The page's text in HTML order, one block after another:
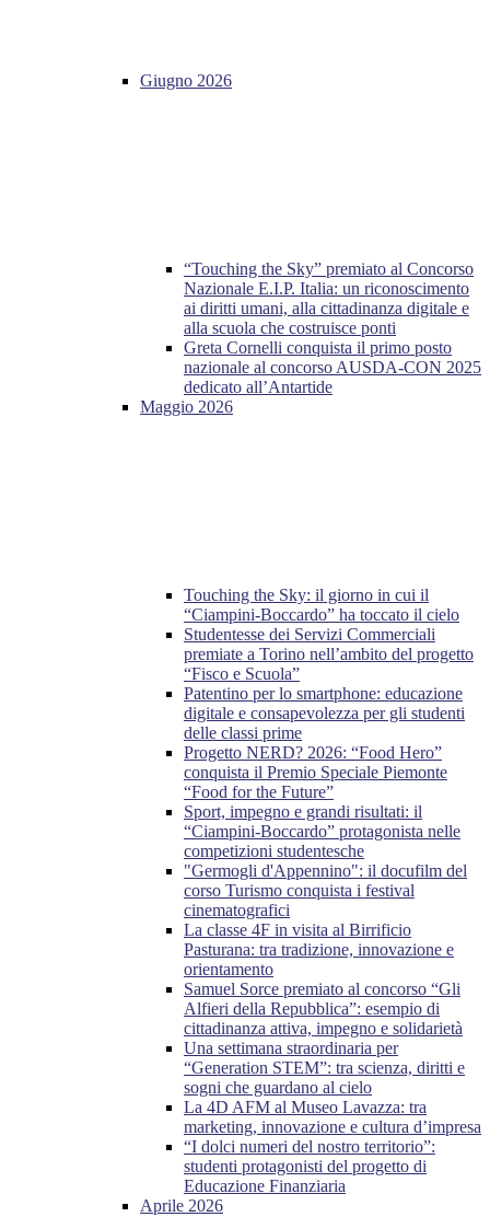
Giugno 2026
“Touching the Sky” premiato al Concorso
Nazionale E.I.P. Italia: un riconoscimento
ai diritti umani, alla cittadinanza digitale e
alla scuola che costruisce ponti
Greta Cornelli conquista il primo posto
nazionale al concorso AUSDA-CON 2025
dedicato all’Antartide
Maggio 2026
Touching the Sky: il giorno in cui il
“Ciampini-Boccardo” ha toccato il cielo
Studentesse dei Servizi Commerciali
premiate a Torino nell’ambito del progetto
“Fisco e Scuola”
Patentino per lo smartphone: educazione
digitale e consapevolezza per gli studenti
delle classi prime
Progetto NERD? 2026: “Food Hero”
conquista il Premio Speciale Piemonte
“Food for the Future”
Sport, impegno e grandi risultati: il
“Ciampini-Boccardo” protagonista nelle
competizioni studentesche
"Germogli d'Appennino": il docufilm del
corso Turismo conquista i festival
cinematografici
La classe 4F in visita al Birrificio
Pasturana: tra tradizione, innovazione e
orientamento
Samuel Sorce premiato al concorso “Gli
Alfieri della Repubblica”: esempio di
cittadinanza attiva, impegno e solidarietà
Una settimana straordinaria per
“Generation STEM”: tra scienza, diritti e
sogni che guardano al cielo
La 4D AFM al Museo Lavazza: tra
marketing, innovazione e cultura d’impresa
“I dolci numeri del nostro territorio”:
studenti protagonisti del progetto di
Educazione Finanziaria
Aprile 2026